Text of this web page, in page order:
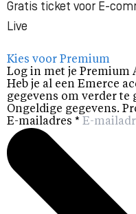
Gratis ticket voor E-
Live
Kies voor Premium
Log in met je Premium
Heb je al een Emerce
gegevens om verder te
Ongeldige gegevens.
E-mailadres *